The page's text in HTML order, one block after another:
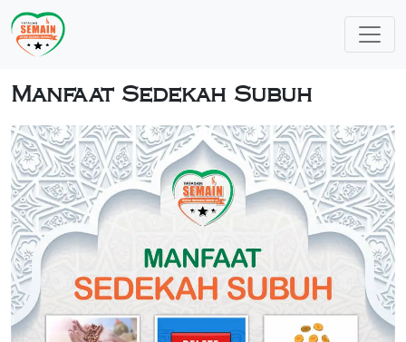
Manfaat Sedekah Subuh